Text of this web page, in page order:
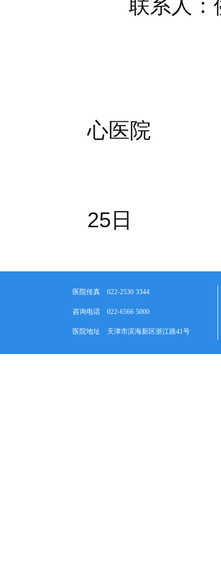
联系人：
心医院
25日
医院传真 022-2530 3344
咨询电话 022-6566 5000
医院地址 天津市滨海新区浙江路41号